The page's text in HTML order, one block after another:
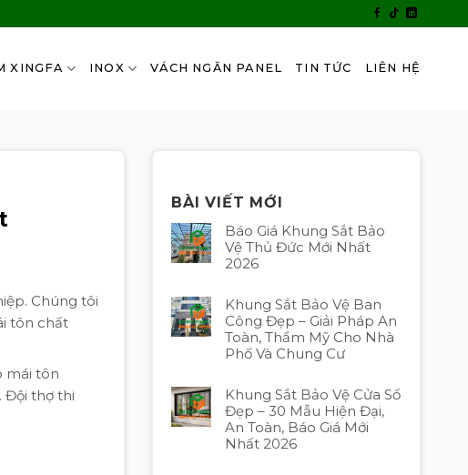
XINGFA INOX VÁCH NGĂN PANEL TIN TỨC LIÊN HỆ
Chúng tôi
tôn chất
mái tôn
Đội thợ thi
BÀI VIẾT MỚI
Báo Giá Khung Sắt Bảo
Vệ Thủ Đức Mới Nhất
2026
Khung Sắt Bảo Vệ Ban
Công Đẹp – Giải Pháp An
Toàn, Thẩm Mỹ Cho Nhà
Phố Và Chung Cư
Khung Sắt Bảo Vệ Cửa Sổ
Đẹp – 30 Mẫu Hiện Đại,
An Toàn, Báo Giá Mới
Nhất 2026